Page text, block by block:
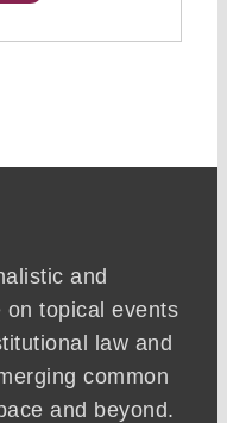
and
on topical events
law and
common
and beyond.